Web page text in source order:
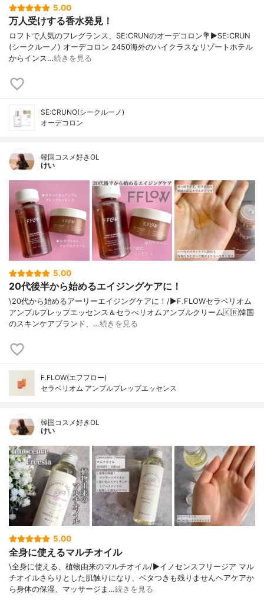
5.00
万人受けする香水発見！
ロフトで人気のフレグランス、SE:CRUNのオーデコロン💐▶︎SE:CRUN
(シークルーノ) オーデコロン 2450海外のハイクラスなリゾートホテル
からインス…続きを見る
SE:CRUNO(シークルーノ)
オーデコロン
韓国コスメ好きOL
けい
5.00
20代後半から始めるエイジングケアに！
\20代から始めるアーリーエイジングケアに！/▶︎F.FLOWセラベリオム
アンプルプレップエッセンス＆セラべリオムアンプルクリーム🇰🇷韓国
のスキンケアブランド、…続きを見る
F.FLOW(エフフロー)
セラベリオム アンプルプレップエッセンス
韓国コスメ好きOL
けい
5.00
全身に使えるマルチオイル
\全身に使える、植物由来のマルチオイル/▶︎イノセンスフリージア マル
チオイルさらりとした肌触りになり、ベタつきも残りませんヘアケアか
ら身体の保湿、マッサージま…続きを見る